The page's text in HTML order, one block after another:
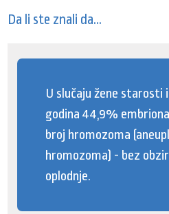
Da li ste znali da...
U slučaju žene starosti
godina 44,9%
broj hromozoma
hromozoma) - bez
oplodnje.